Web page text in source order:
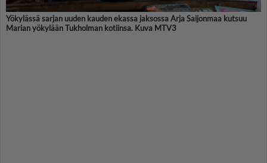
Yökylässä sarjan uuden kauden ekassa jaksossa Arja Saijonmaa kutsuu
Marian yökylään Tukholman kotiinsa. Kuva MTV3